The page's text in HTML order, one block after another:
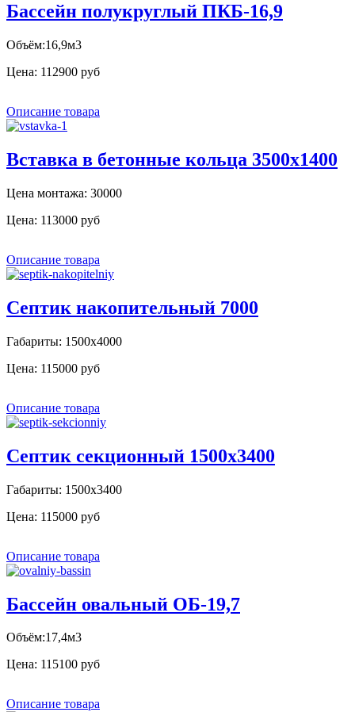
Бассейн полукруглый ПКБ-16,9
Объём:16,9м3
Цена: 112900 руб
Описание товара
Вставка в бетонные кольца 3500x1400
Цена монтажа: 30000
Цена: 113000 руб
Описание товара
Септик накопительный 7000
Габариты: 1500х4000
Цена: 115000 руб
Описание товара
Септик секционный 1500х3400
Габариты: 1500х3400
Цена: 115000 руб
Описание товара
Бассейн овальный ОБ-19,7
Объём:17,4м3
Цена: 115100 руб
Описание товара